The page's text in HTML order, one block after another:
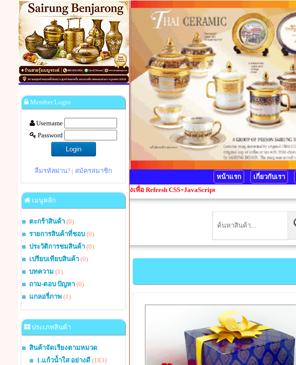
Member Login
Username
Password
ลืมรหัสผ่าน? | สมัครสมาชิก
เมนูหลัก
ตะกร้าสินค้า (0)
รายการสินค้าที่ชอบ (0)
ประวัติการชมสินค้า (0)
เปรียบเทียบสินค้า (0)
บทความ (1)
ถาม-ตอบ ปัญหา (0)
แกลอรี่ภาพ (1)
ประเภทสินค้า
สินค้าจัดเรียงตามหมวด
1.แก้วน้ำใส อย่างดี (183)
หน้าแรก เกี่ยวกับเรา
พี้ยน กรุณากดปุ่ม Ctrl+F5 1 ครั้งเพื่อ Refresh CSS+JavaScript